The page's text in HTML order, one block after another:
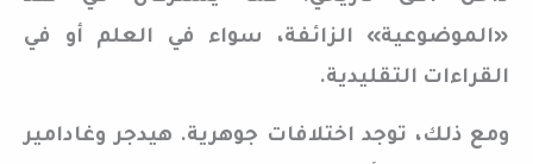
«الموضوعية» الزائفة، سواء في العلم أو في
القراءات التقليدية.
ومع ذلك، توجد اختلافات جوهرية. هيدجر وغادامير